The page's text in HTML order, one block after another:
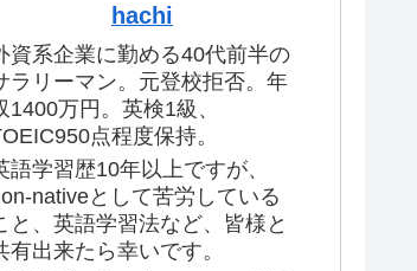
hachi
資系企業に勤める40代前半の
ラリーマン。元登校拒否。年
1400万円。英検1級、
点程度保持。
語学習歴10年以上ですが、
nativeとして苦労している
と、英語学習法など、皆様と
有出来たら幸いです。